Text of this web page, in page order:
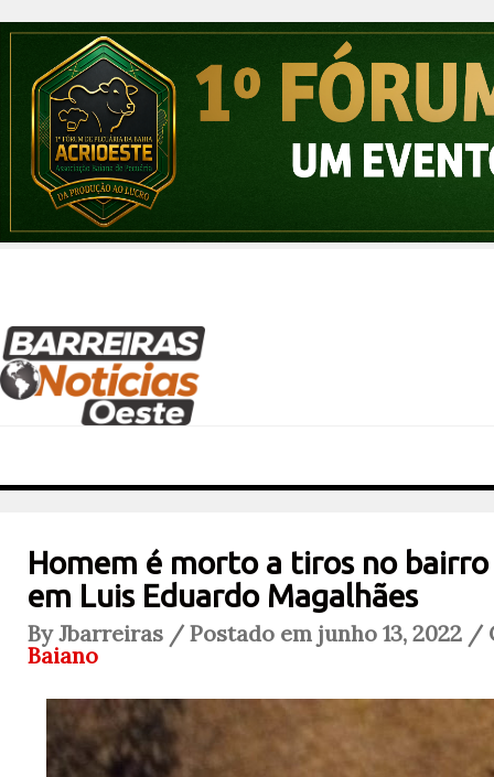
Homem é morto a tiros no bairro
em Luis Eduardo Magalhães
By Jbarreiras / Postado em junho 13, 2022 /
Baiano